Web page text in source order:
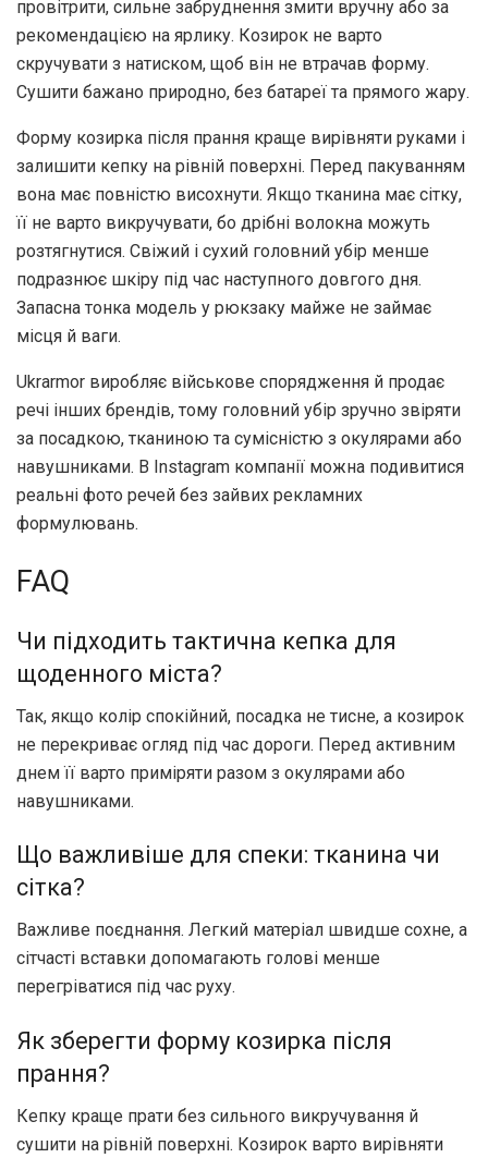
провітрити, сильне забруднення змити вручну або за
рекомендацією на ярлику. Козирок не варто
скручувати з натиском, щоб він не втрачав форму.
Сушити бажано природно, без батареї та прямого жару.
Форму козирка після прання краще вирівняти руками і
залишити кепку на рівній поверхні. Перед пакуванням
вона має повністю висохнути. Якщо тканина має сітку,
її не варто викручувати, бо дрібні волокна можуть
розтягнутися. Свіжий і сухий головний убір менше
подразнює шкіру під час наступного довгого дня.
Запасна тонка модель у рюкзаку майже не займає
місця й ваги.
Ukrarmor виробляє військове спорядження й продає
речі інших брендів, тому головний убір зручно звіряти
за посадкою, тканиною та сумісністю з окулярами або
навушниками. В Instagram компанії можна подивитися
реальні фото речей без зайвих рекламних
формулювань.
FAQ
Чи підходить тактична кепка для
щоденного міста?
Так, якщо колір спокійний, посадка не тисне, а козирок
не перекриває огляд під час дороги. Перед активним
днем її варто приміряти разом з окулярами або
навушниками.
Що важливіше для спеки: тканина чи
сітка?
Важливе поєднання. Легкий матеріал швидше сохне, а
сітчасті вставки допомагають голові менше
перегріватися під час руху.
Як зберегти форму козирка після
прання?
Кепку краще прати без сильного викручування й
сушити на рівній поверхні. Козирок варто вирівняти